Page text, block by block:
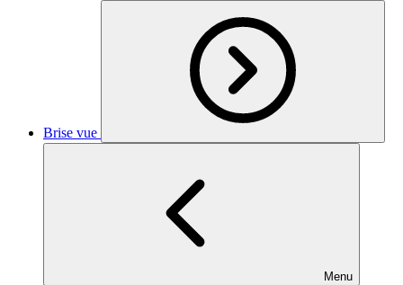
Brise vue
Menu